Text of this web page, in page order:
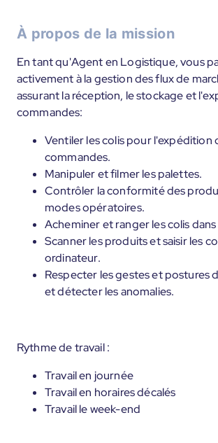
À propos de la mission
En tant qu'Agent en Logistique, vous
activement à la gestion des flux de
assurant la réception, le stockage et
commandes:
Ventiler les colis pour l'expédition
commandes.
Manipuler et filmer les palettes.
Contrôler la conformité des
modes opératoires.
Acheminer et ranger les colis
Scanner les produits et saisir les
ordinateur.
Respecter les gestes et postures
et détecter les anomalies.
Rythme de travail :
Travail en journée
Travail en horaires décalés
Travail le week-end